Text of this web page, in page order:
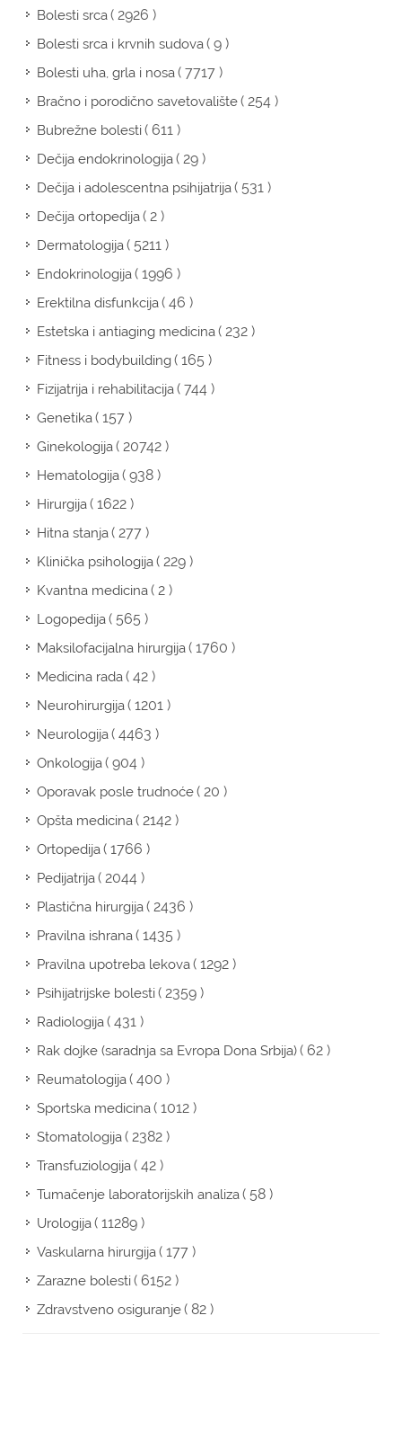
Bolesti srca( 2926 )
Bolesti srca i krvnih sudova( 9 )
Bolesti uha, grla i nosa( 7717 )
Bračno i porodično savetovalište( 254 )
Bubrežne bolesti( 611 )
Dečija endokrinologija( 29 )
Dečija i adolescentna psihijatrija( 531 )
Dečija ortopedija( 2 )
Dermatologija( 5211 )
Endokrinologija( 1996 )
Erektilna disfunkcija( 46 )
Estetska i antiaging medicina( 232 )
Fitness i bodybuilding( 165 )
Fizijatrija i rehabilitacija( 744 )
Genetika( 157 )
Ginekologija( 20742 )
Hematologija( 938 )
Hirurgija( 1622 )
Hitna stanja( 277 )
Klinička psihologija( 229 )
Kvantna medicina( 2 )
Logopedija( 565 )
Maksilofacijalna hirurgija( 1760 )
Medicina rada( 42 )
Neurohirurgija( 1201 )
Neurologija( 4463 )
Onkologija( 904 )
Oporavak posle trudnoće( 20 )
Opšta medicina( 2142 )
Ortopedija( 1766 )
Pedijatrija( 2044 )
Plastična hirurgija( 2436 )
Pravilna ishrana( 1435 )
Pravilna upotreba lekova( 1292 )
Psihijatrijske bolesti( 2359 )
Radiologija( 431 )
Rak dojke (saradnja sa Evropa Dona Srbija)( 62 )
Reumatologija( 400 )
Sportska medicina( 1012 )
Stomatologija( 2382 )
Transfuziologija( 42 )
Tumačenje laboratorijskih analiza( 58 )
Urologija( 11289 )
Vaskularna hirurgija( 177 )
Zarazne bolesti( 6152 )
Zdravstveno osiguranje( 82 )